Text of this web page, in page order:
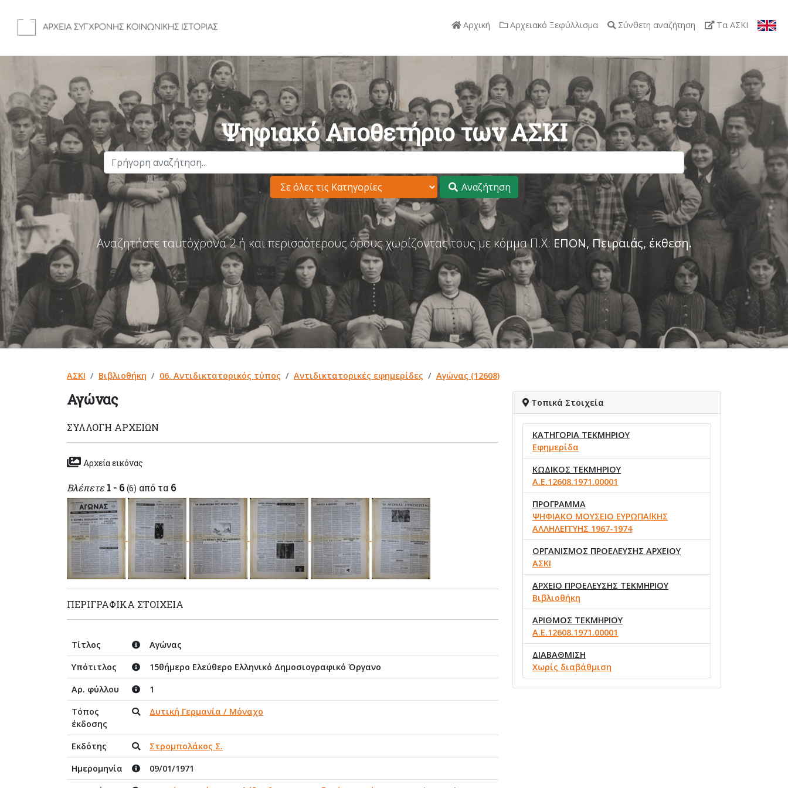
Αρχική Αρχειακό Ξεφύλλισμα Σύνθετη αναζήτηση Τα ΑΣΚΙ
Ψηφιακό Αποθετήριο των ΑΣΚΙ
Αναζήτηση
Αναζητήστε ταυτόχρονα 2 ή και περισσότερους όρους χωρίζοντας τους με κόμμα Π.Χ: ΕΠΟΝ, Πειραιάς, έκθεση.
ΑΣΚΙ Βιβλιοθήκη 06. Αντιδικτατορικός τύπος Αντιδικτατορικές εφημερίδες Αγώνας (12608)
Αγώνας
ΣΥΛΛΟΓΉ ΑΡΧΕΊΩΝ
Αρχεία εικόνας
Βλέπετε 1 - 6 (6) από τα 6
ΠΕΡΙΓΡΑΦΙΚΆ ΣΤΟΙΧΕΊΑ
Τίτλος
Αγώνας
Υπότιτλος
15θήμερο Ελεύθερο Ελληνικό Δημοσιογραφικό Όργανο
Αρ. φύλλου
1
Τόπος
έκδοσης
Δυτική Γερμανία / Μόναχο
Εκδότης
Στρομπολάκος Σ.
Ημερομηνία
09/01/1971
Τοπικά Στοιχεία
ΚΑΤΗΓΟΡΙΑ ΤΕΚΜΗΡΙΟΥ
Εφημερίδα
ΚΩΔΙΚΟΣ ΤΕΚΜΗΡΙΟΥ
Α.Ε.12608.1971.00001
ΠΡΟΓΡΑΜΜΑ
ΨΗΦΙΑΚΟ ΜΟΥΣΕΙΟ ΕΥΡΩΠΑΪΚΗΣ
ΑΛΛΗΛΕΓΓΥΗΣ 1967-1974
ΟΡΓΑΝΙΣΜΟΣ ΠΡΟΕΛΕΥΣΗΣ ΑΡΧΕΙΟΥ
ΑΣΚΙ
ΑΡΧΕΙΟ ΠΡΟΕΛΕΥΣΗΣ ΤΕΚΜΗΡΙΟΥ
Βιβλιοθήκη
ΑΡΙΘΜΟΣ ΤΕΚΜΗΡΙΟΥ
Α.Ε.12608.1971.00001
ΔΙΑΒΑΘΜΙΣΗ
Χωρίς διαβάθμιση